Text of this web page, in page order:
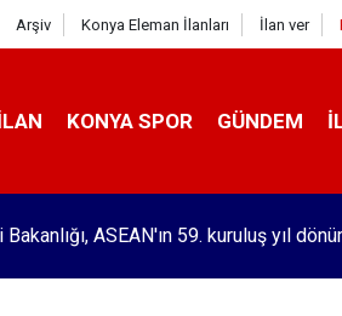
Arşiv Konya Eleman İlanları İlan ver
KONYA SPOR GÜNDEM
Bakanlığı, ASEAN'ın 59. kuruluş yıl